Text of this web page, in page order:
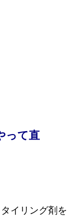
って直
イリング剤を